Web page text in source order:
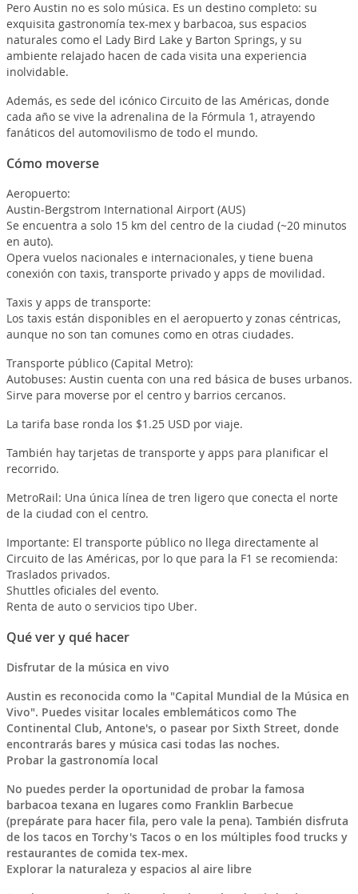
Pero Austin no es solo música. Es un destino completo: su
exquisita gastronomía tex-mex y barbacoa, sus espacios
naturales como el Lady Bird Lake y Barton Springs, y su
ambiente relajado hacen de cada visita una experiencia
inolvidable.
Además, es sede del icónico Circuito de las Américas, donde
cada año se vive la adrenalina de la Fórmula 1, atrayendo
fanáticos del automovilismo de todo el mundo.
Cómo moverse
Aeropuerto:
Austin-Bergstrom International Airport (AUS)
Se encuentra a solo 15 km del centro de la ciudad (~20 minutos
en auto).
Opera vuelos nacionales e internacionales, y tiene buena
conexión con taxis, transporte privado y apps de movilidad.
Taxis y apps de transporte:
Los taxis están disponibles en el aeropuerto y zonas céntricas,
aunque no son tan comunes como en otras ciudades.
Transporte público (Capital Metro):
Autobuses: Austin cuenta con una red básica de buses urbanos.
Sirve para moverse por el centro y barrios cercanos.
La tarifa base ronda los $1.25 USD por viaje.
También hay tarjetas de transporte y apps para planificar el
recorrido.
MetroRail: Una única línea de tren ligero que conecta el norte
de la ciudad con el centro.
Importante: El transporte público no llega directamente al
Circuito de las Américas, por lo que para la F1 se recomienda:
Traslados privados.
Shuttles oficiales del evento.
Renta de auto o servicios tipo Uber.
Qué ver y qué hacer
Disfrutar de la música en vivo
Austin es reconocida como la "Capital Mundial de la Música en
Vivo". Puedes visitar locales emblemáticos como The
Continental Club, Antone's, o pasear por Sixth Street, donde
encontrarás bares y música casi todas las noches.
Probar la gastronomía local
No puedes perder la oportunidad de probar la famosa
barbacoa texana en lugares como Franklin Barbecue
(prepárate para hacer fila, pero vale la pena). También disfruta
de los tacos en Torchy's Tacos o en los múltiples food trucks y
restaurantes de comida tex-mex.
Explorar la naturaleza y espacios al aire libre